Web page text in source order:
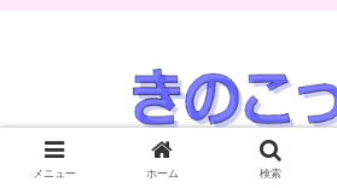
© 2019 きのこっ子.
メニュー ホーム 検索